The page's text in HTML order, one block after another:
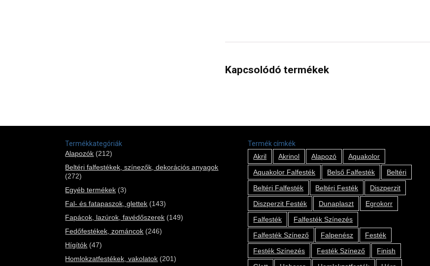
Kapcsolódó termékek
Termékkategóriák
Alapozók (212)
Beltéri falfestékek, színezők, dekorációs anyagok
(272)
Egyéb termékek (3)
Fal- és fatapaszok, glettek (143)
Fapácok, lazúrok, favédőszerek (149)
Fedőfestékek, zománcok (246)
Hígítók (47)
Homlokzatfestékek, vakolatok (201)
Termék címkék
Akril
Akrinol Alapozó
Aquakolor
Aquakolor Falfesték
Belső Falfesték
Beltéri
Beltéri Falfesték
Beltéri Festék
Diszperzit
Diszperzit Festék
Dunaplaszt
Egrokorr
Falfesték
Falfesték Színezés
Falfesték Színező
Falpenész
Festék
Festék Színezés
Festék Színező
Finish